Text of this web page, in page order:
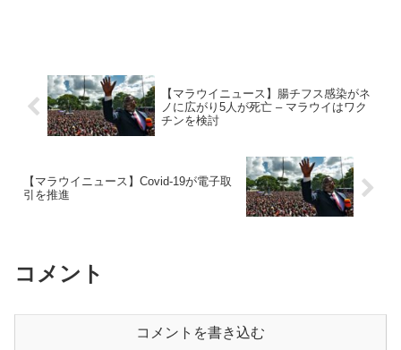
【マラウイニュース】腸チフス感染がネ
ノに広がり5人が死亡 – マラウイはワク
チンを検討
【マラウイニュース】Covid-19が電子取
引を推進
コメント
コメントを書き込む